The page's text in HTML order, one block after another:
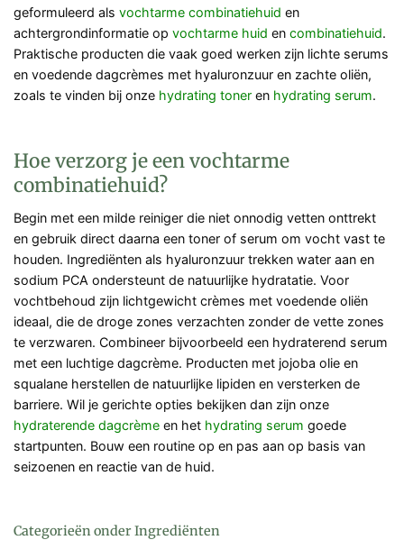
geformuleerd als vochtarme combinatiehuid en
achtergrondinformatie op vochtarme huid en combinatiehuid.
Praktische producten die vaak goed werken zijn lichte serums
en voedende dagcrèmes met hyaluronzuur en zachte oliën,
zoals te vinden bij onze hydrating toner en hydrating serum.
Hoe verzorg je een vochtarme
combinatiehuid?
Begin met een milde reiniger die niet onnodig vetten onttrekt
en gebruik direct daarna een toner of serum om vocht vast te
houden. Ingrediënten als hyaluronzuur trekken water aan en
sodium PCA ondersteunt de natuurlijke hydratatie. Voor
vochtbehoud zijn lichtgewicht crèmes met voedende oliën
ideaal, die de droge zones verzachten zonder de vette zones
te verzwaren. Combineer bijvoorbeeld een hydraterend serum
met een luchtige dagcrème. Producten met jojoba olie en
squalane herstellen de natuurlijke lipiden en versterken de
barriere. Wil je gerichte opties bekijken dan zijn onze
hydraterende dagcrème en het hydrating serum goede
startpunten. Bouw een routine op en pas aan op basis van
seizoenen en reactie van de huid.
Categorieën onder Ingrediënten